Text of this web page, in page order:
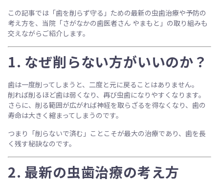
この記事では「歯を削らず守る」ための最新の虫歯治療や予防の
考え方を、当院「さがなかの歯医者さん やまもと」の取り組みも
交えながらご紹介します。
1. なぜ削らない方がいいのか？
歯は一度削ってしまうと、二度と元に戻ることはありません。
削れば削るほど歯は弱くなり、再び虫歯になりやすくなります。
さらに、削る範囲が広がれば神経を取らざるを得なくなり、歯の
寿命は大きく縮まってしまうのです。
つまり「削らないで済む」ことこそが最大の治療であり、歯を長
く残す秘訣なのです。
2. 最新の虫歯治療の考え方